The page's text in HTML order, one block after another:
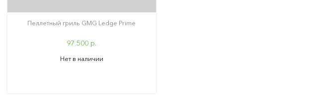
Пеллетный гриль GMG Ledge Prime
97 500 р.
Нет в наличии